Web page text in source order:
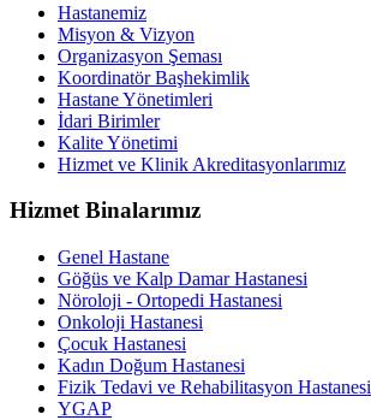
Hastanemiz
Misyon & Vizyon
Organizasyon Şeması
Koordinatör Başhekimlik
Hastane Yönetimleri
İdari Birimler
Kalite Yönetimi
Hizmet ve Klinik Akreditasyonlarımız
Hizmet Binalarımız
Genel Hastane
Göğüs ve Kalp Damar Hastanesi
Nöroloji - Ortopedi Hastanesi
Onkoloji Hastanesi
Çocuk Hastanesi
Kadın Doğum Hastanesi
Fizik Tedavi ve Rehabilitasyon Hastanesi
YGAP